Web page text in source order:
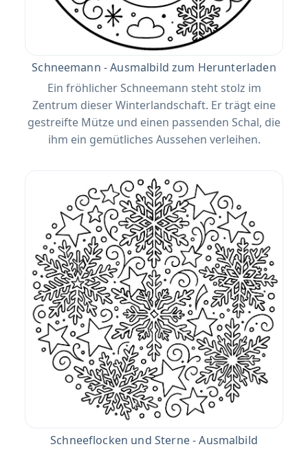
Schneemann - Ausmalbild zum Herunterladen
Ein fröhlicher Schneemann steht stolz im
Zentrum dieser Winterlandschaft. Er trägt eine
gestreifte Mütze und einen passenden Schal, die
ihm ein gemütliches Aussehen verleihen.
Schneeflocken und Sterne - Ausmalbild